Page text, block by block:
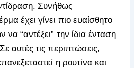
Συνήθως
έχει γίνει πιο ευαίσθητο
να “αντέξει” την ίδια ένταση
αυτές τις περιπτώσεις,
η ρουτίνα και